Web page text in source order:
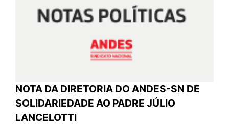
NOTA DA DIRETORIA DO ANDES-SN DE
SOLIDARIEDADE AO PADRE JÚLIO
LANCELOTTI